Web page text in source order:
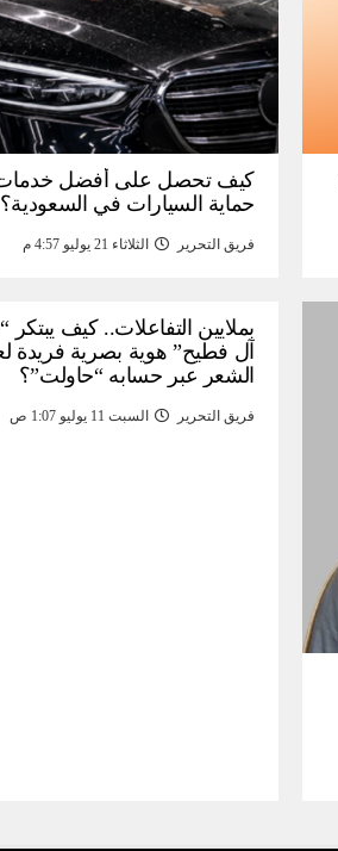
كيف تحصل على أفضل
حماية السيارات في السعودية؟
فريق التحرير الثلاثاء 21 يوليو 4:57 م
بملايين التفاعلات.. كيف يبتكر
آل فطيح” هوية بصرية فريدة
الشعر عبر حسابه “حاولت”؟
فريق التحرير السبت 11 يوليو 1:07 ص